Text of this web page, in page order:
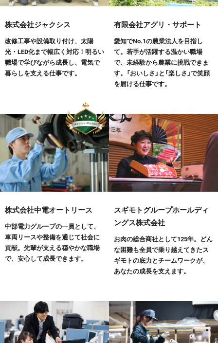
株式会社ジャクシス
改修工事や設備取り付け、太陽
光・LED化まで幅広く対応！明るい
職場で学びながら成長し、電気で
暮らしを支える仕事です。
有限会社アグリ・サポート
愛知でNo.1の農業法人を目指し
て。若手が活躍する温かい職場
で、未経験から農業に挑戦できま
す。「おいしさ」と「楽しさ」で笑顔
を届ける仕事です。
株式会社中電オートリース
中部電力グループの一員として、
車両リースや整備を通じて社会に
貢献。先輩が支える穏やかな職場
で、安心して成長できます。
スギモトグループホールディ
ングス株式会社
お肉の総合商社として125年。どん
な困難も全員で乗り越えてきたス
ギモトの底力とチームワークが、
あなたの成長を支えます。